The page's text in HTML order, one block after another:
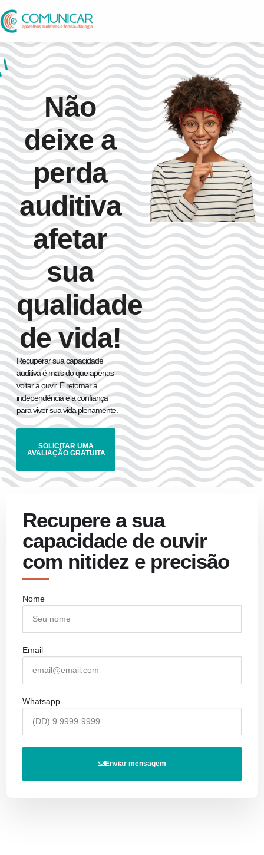
Não
deixe a
perda
auditiva
afetar
sua
qualidade
de vida!
Recuperar sua capacidade
auditiva é mais do que apenas
voltar a ouvir. É retomar a
independência e a confiança
para viver sua vida plenamente.
SOLICITAR UMA
AVALIAÇÃO GRATUITA
Recupere a sua
capacidade de ouvir
com nitidez e precisão
Nome
Email
Whatsapp
Enviar mensagem